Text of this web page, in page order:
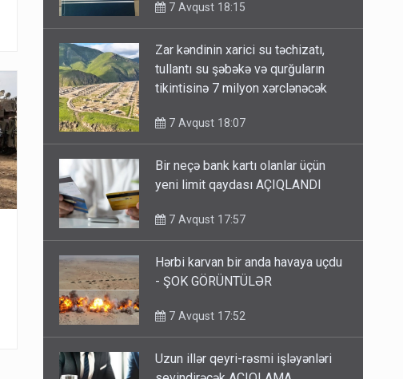
7 Avqust 18:15
Zar kəndinin xarici su təchizatı,
tullantı su şəbəkə və qurğuların
tikintisinə 7 milyon xərclənəcək
7 Avqust 18:07
Bir neçə bank kartı olanlar üçün
yeni limit qaydası AÇIQLANDI
7 Avqust 17:57
Hərbi karvan bir anda havaya uçdu
- ŞOK GÖRÜNTÜLƏR
7 Avqust 17:52
Uzun illər qeyri-rəsmi işləyənləri